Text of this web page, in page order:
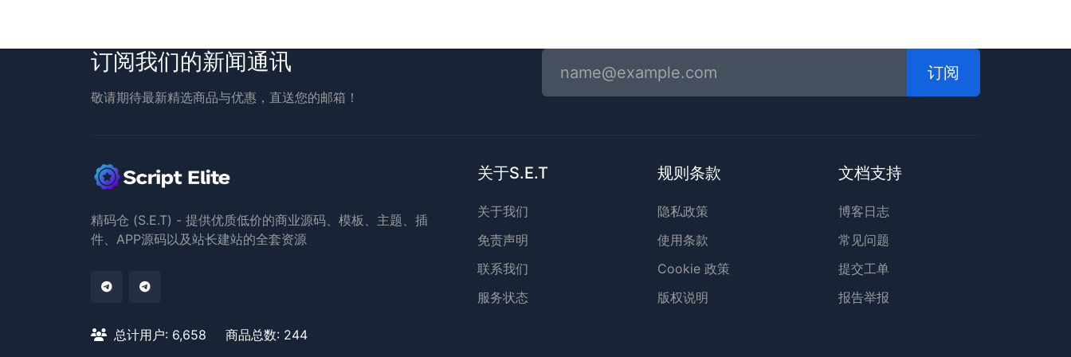
订阅我们的新闻通讯
敬请期待最新精选商品与优惠，直送您的邮箱！
订阅
精码仓 (S.E.T) - 提供优质低价的商业源码、模板、主题、插
件、APP源码以及站长建站的全套资源
总计用户: 6,658 商品总数: 244
关于S.E.T
关于我们
免责声明
联系我们
服务状态
规则条款
隐私政策
使用条款
Cookie 政策
版权说明
文档支持
博客日志
常见问题
提交工单
报告举报